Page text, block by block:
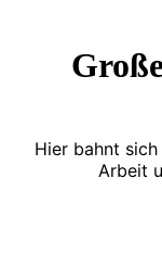
Hier bahnt
Arbeit